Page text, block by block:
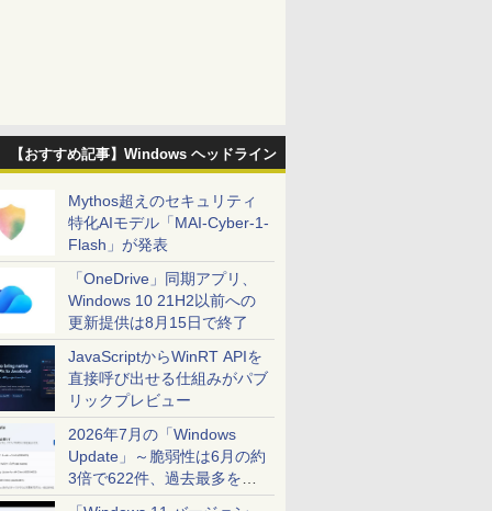
【おすすめ記事】Windows ヘッドライン
Mythos超えのセキュリティ
特化AIモデル「MAI-Cyber-1-
Flash」が発表
「OneDrive」同期アプリ、
Windows 10 21H2以前への
更新提供は8月15日で終了
JavaScriptからWinRT APIを
直接呼び出せる仕組みがパブ
リックプレビュー
2026年7月の「Windows
Update」～脆弱性は6月の約
3倍で622件、過去最多を大
幅に更新